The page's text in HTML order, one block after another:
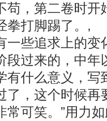
苟，第二卷时开
拳打脚踢了。
一些追求上的变
段过来的，中年
有什么意义，写
了，这个时候再
常可笑。”用力